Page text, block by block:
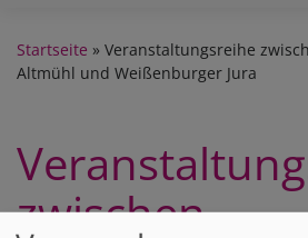
Startseite
Veranstaltungsreihe
Altmühl und Weißenburger Jura
zwischen